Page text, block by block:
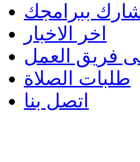
ببرامجك
اخر الاخبار
فريق العمل
طلبات الصلاة
اتصل بنا